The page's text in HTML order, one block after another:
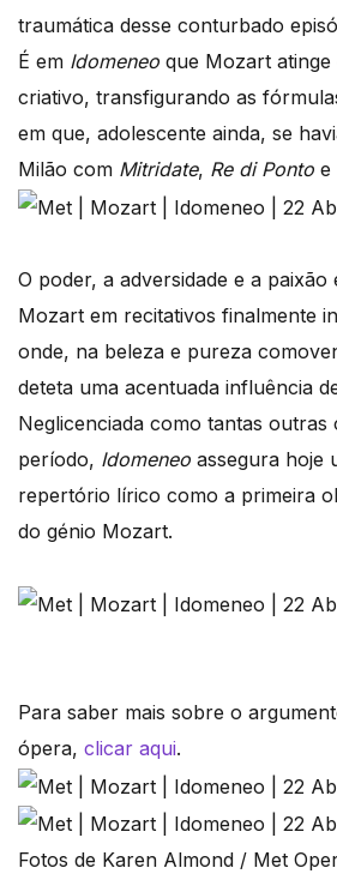
traumática desse conturbado
É em Idomeneo que Mozart
criativo, transfigurando as
em que, adolescente ainda, se
Milão com Mitridate, Re di Ponto e
O poder, a adversidade e a paixão
Mozart em recitativos finalmente
onde, na beleza e pureza
deteta uma acentuada influência
Neglicenciada como tantas outras
período, Idomeneo assegura hoje
repertório lírico como a primeira
do génio Mozart.
Para saber mais sobre o
ópera, clicar aqui.
Fotos de Karen Almond / Met